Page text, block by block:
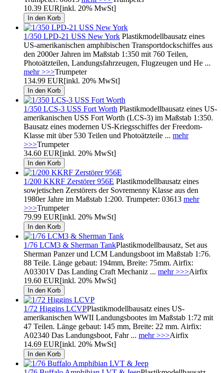
10.39 EUR[inkl. 20% MwSt]
1/350 LPD-21 USS New York Plastikmodellbausatz eines
US-amerikanischen amphibischen Transportdockschiffes aus
den 2000er Jahren im Maßstab 1:350 mit 760 Teilen,
Photoätzteilen, Landungsfahrzeugen, Flugzeugen und He ...
mehr >>>Trumpeter
134.99 EUR[inkl. 20% MwSt]
1/350 LCS-3 USS Fort Worth Plastikmodellbausatz eines US-
amerikanischen USS Fort Worth (LCS-3) im Maßstab 1:350.
Bausatz eines modernen US-Kriegsschiffes der Freedom-
Klasse mit über 530 Teilen und Photoätzteile ... mehr
>>>Trumpeter
34.60 EUR[inkl. 20% MwSt]
1/200 KKRF Zerstörer 956E Plastikmodellbausatz eines
sowjetischen Zerstörers der Sovremenny Klasse aus den
1980er Jahre im Maßstab 1:200. Trumpeter: 03613 mehr
>>>Trumpeter
79.99 EUR[inkl. 20% MwSt]
1/76 LCM3 & Sherman TankPlastikmodellbausatz, Set aus
Sherman Panzer und LCM Landungsboot im Maßstab 1:76.
88 Teile. Länge gebaut: 194mm, Breite: 75mm. Airfix:
A03301V Das Landing Craft Mechaniz ... mehr >>>Airfix
19.60 EUR[inkl. 20% MwSt]
1/72 Higgins LCVPPlastikmodellbausatz eines US-
amerikanischen WWII Landungsbootes im Maßstab 1:72 mit
47 Teilen. Länge gebaut: 145 mm, Breite: 22 mm. Airfix:
A02340 Das Landungsboot, Fahr ... mehr >>>Airfix
14.69 EUR[inkl. 20% MwSt]